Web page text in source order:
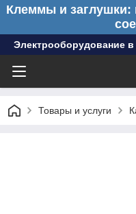
Клеммы и заглушки:
Электрооборудование
Товары и услуги